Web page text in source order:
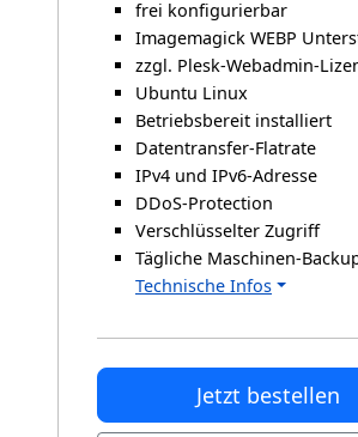
frei konfigurierbar
Imagemagick WEBP
zzgl. Plesk-Webadmin-
Ubuntu Linux
Betriebsbereit installiert
Datentransfer-Flatrate
IPv4 und IPv6-Adresse
DDoS-Protection
Verschlüsselter Zugriff
Tägliche Maschinen-
Technische Infos
Jetzt bestellen